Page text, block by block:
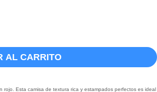
AL CARRITO
Esta camisa de textura rica y estampados perfectos es ideal